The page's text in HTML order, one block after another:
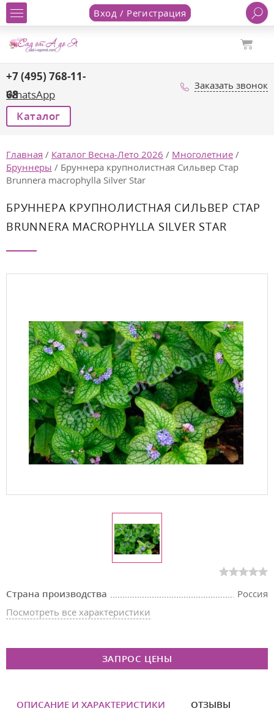
Вход / Регистрация
+7 (495) 768-11-
68
WhatsApp
Заказать звонок
Каталог
Главная / Каталог Весна-Лето 2026 / Многолетние /
Бруннеры / Бруннера крупнолистная Сильвер Стар
Brunnera macrophylla Silver Star
БРУННЕРА КРУПНОЛИСТНАЯ СИЛЬВЕР СТАР
BRUNNERA MACROPHYLLA SILVER STAR
Страна производства
Россия
Посмотреть все характеристики
ЗАПРОС ЦЕНЫ
ОПИСАНИЕ И ХАРАКТЕРИСТИКИ ОТЗЫВЫ